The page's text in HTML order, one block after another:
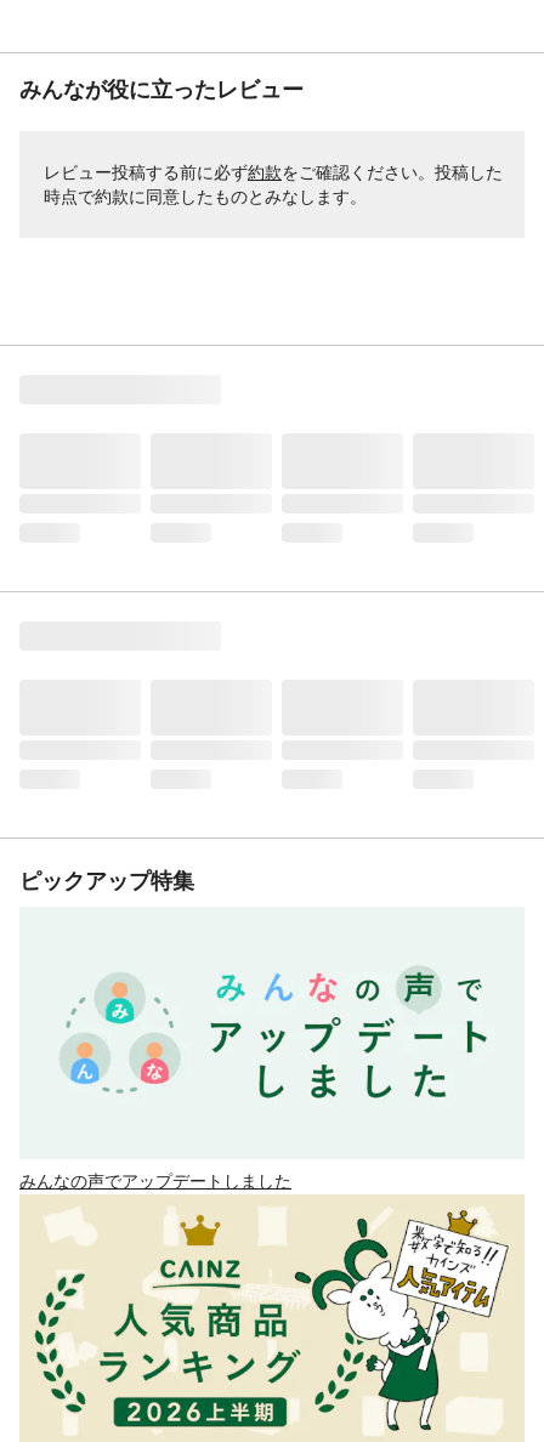
みんなが役に立ったレビュー
レビュー投稿する前に必ず約款をご確認ください。投稿した
時点で約款に同意したものとみなします。
ピックアップ特集
みんなの声でアップデートしました